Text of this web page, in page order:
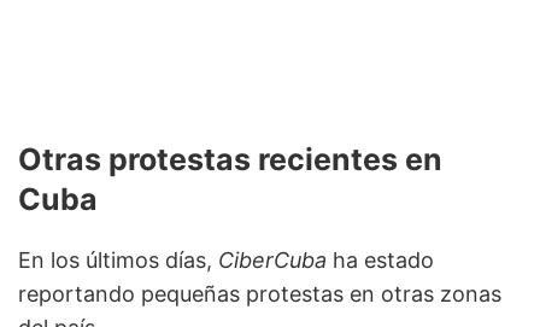
Otras protestas recientes en
Cuba
En los últimos días, CiberCuba ha estado
reportando pequeñas protestas en otras zonas